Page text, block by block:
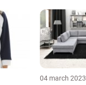
04 march 2023